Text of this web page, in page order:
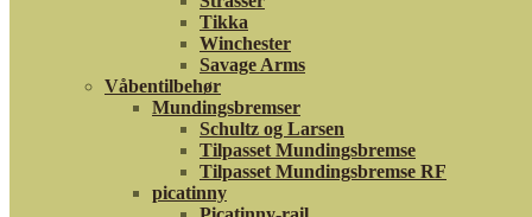
Tikka
Winchester
Savage Arms
Våbentilbehør
Mundingsbremser
Schultz og Larsen
Tilpasset Mundingsbremse
Tilpasset Mundingsbremse RF
picatinny